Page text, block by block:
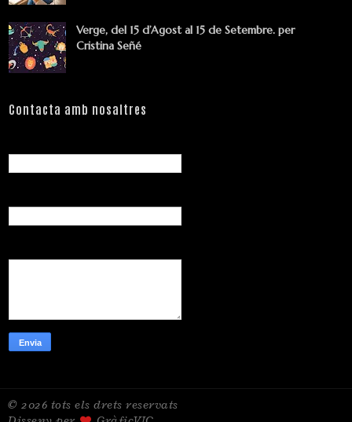
Verge, del 15 d’Agost al 15 de Setembre. per
Cristina Señé
Contacta amb nosaltres
© 2026 tots els drets reservats